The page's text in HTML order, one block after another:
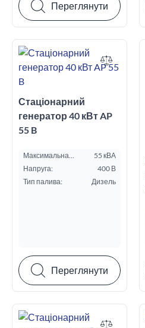
Переглянути
Стаціонарний
генератор 40 кВт AP
55 B
Максимальна
потужність ESP, кВА:
55 кВА
Напруга:
400 В
Тип палива:
Дизель
Переглянути